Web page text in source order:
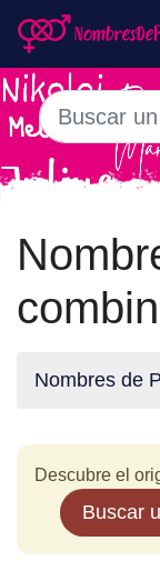
Nombres de
Descubre el
Buscar